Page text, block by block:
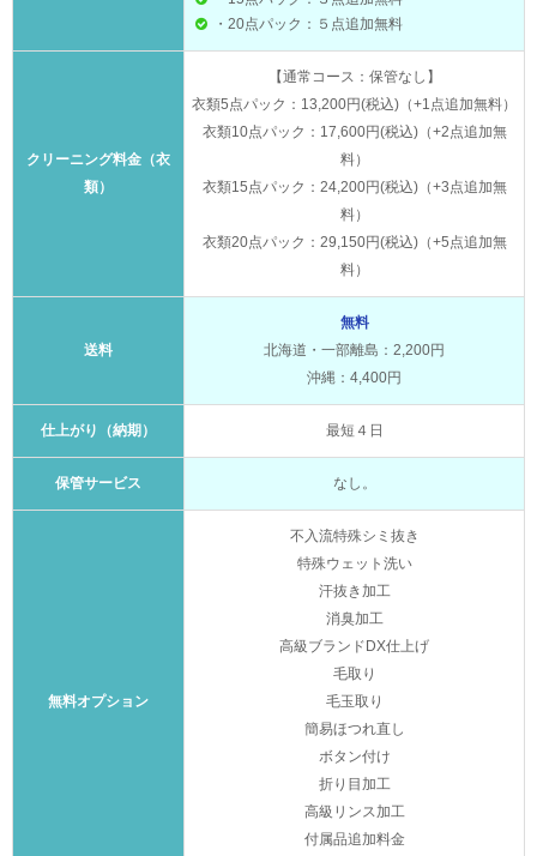
・20点パック：５点追加無料
クリーニング料金（衣
類）
【通常コース：保管なし】
衣類5点パック：13,200円(税込)（+1点追加無料）
衣類10点パック：17,600円(税込)（+2点追加無
料）
衣類15点パック：24,200円(税込)（+3点追加無
料）
衣類20点パック：29,150円(税込)（+5点追加無
料）
送料
無料
北海道・一部離島：2,200円
沖縄：4,400円
仕上がり（納期） 最短４日
保管サービス なし。
無料オプション
不入流特殊シミ抜き
特殊ウェット洗い
汗抜き加工
消臭加工
高級ブランドDX仕上げ
毛取り
毛玉取り
簡易ほつれ直し
ボタン付け
折り目加工
高級リンス加工
付属品追加料金